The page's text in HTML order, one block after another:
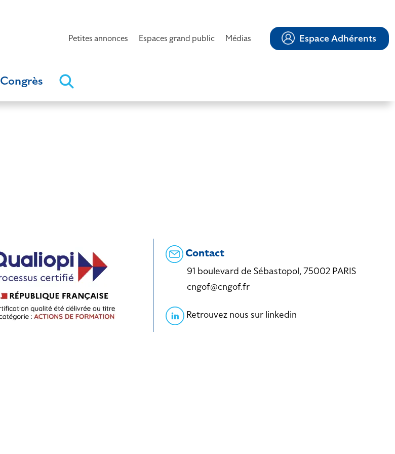
Petites annonces Espaces grand public Médias Espace Adhérents
Congrès
Contact
91 boulevard de Sébastopol, 75002 PARIS
cngof@cngof.fr
Retrouvez nous sur linkedin